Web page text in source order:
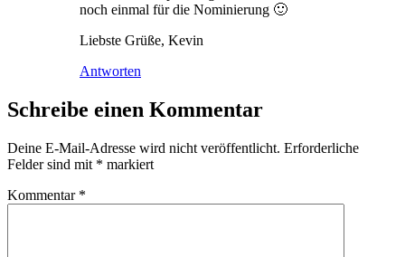
noch einmal für die Nominierung 🙂
Liebste Grüße, Kevin
Antworten
Schreibe einen Kommentar
Deine E-Mail-Adresse wird nicht veröffentlicht. Erforderliche
Felder sind mit * markiert
Kommentar *